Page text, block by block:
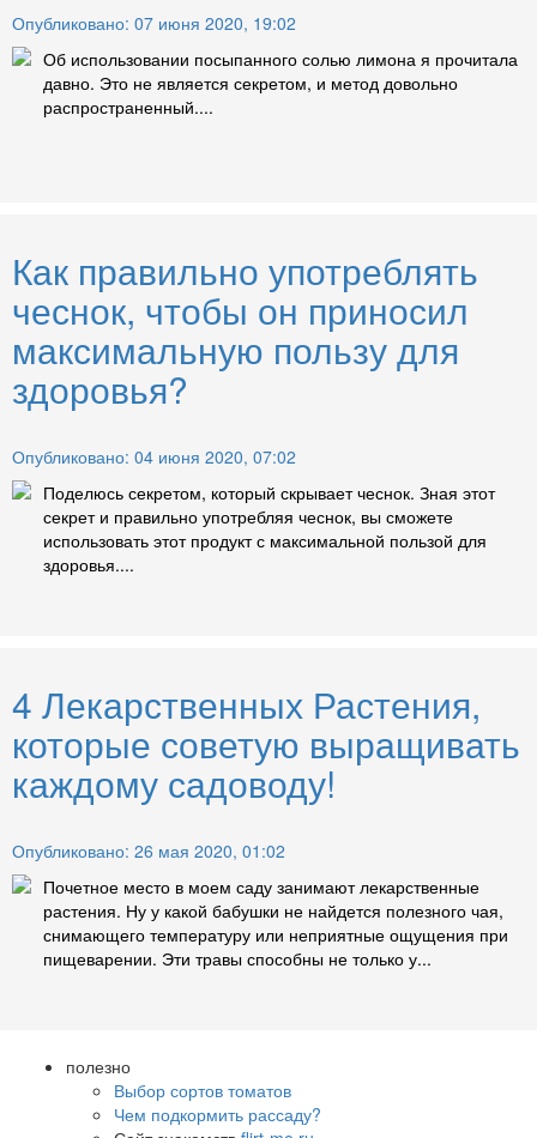
Опубликовано: 07 июня 2020, 19:02
Об использовании посыпанного солью лимона я прочитала
давно. Это не является секретом, и метод довольно
распространенный....
Как правильно употреблять
чеснок, чтобы он приносил
максимальную пользу для
здоровья?
Опубликовано: 04 июня 2020, 07:02
Поделюсь секретом, который скрывает чеснок. Зная этот
секрет и правильно употребляя чеснок, вы сможете
использовать этот продукт с максимальной пользой для
здоровья....
4 Лекарственных Растения,
которые советую выращивать
каждому садоводу!
Опубликовано: 26 мая 2020, 01:02
Почетное место в моем саду занимают лекарственные
растения. Ну у какой бабушки не найдется полезного чая,
снимающего температуру или неприятные ощущения при
пищеварении. Эти травы способны не только у...
полезно
Выбор сортов томатов
Чем подкормить рассаду?